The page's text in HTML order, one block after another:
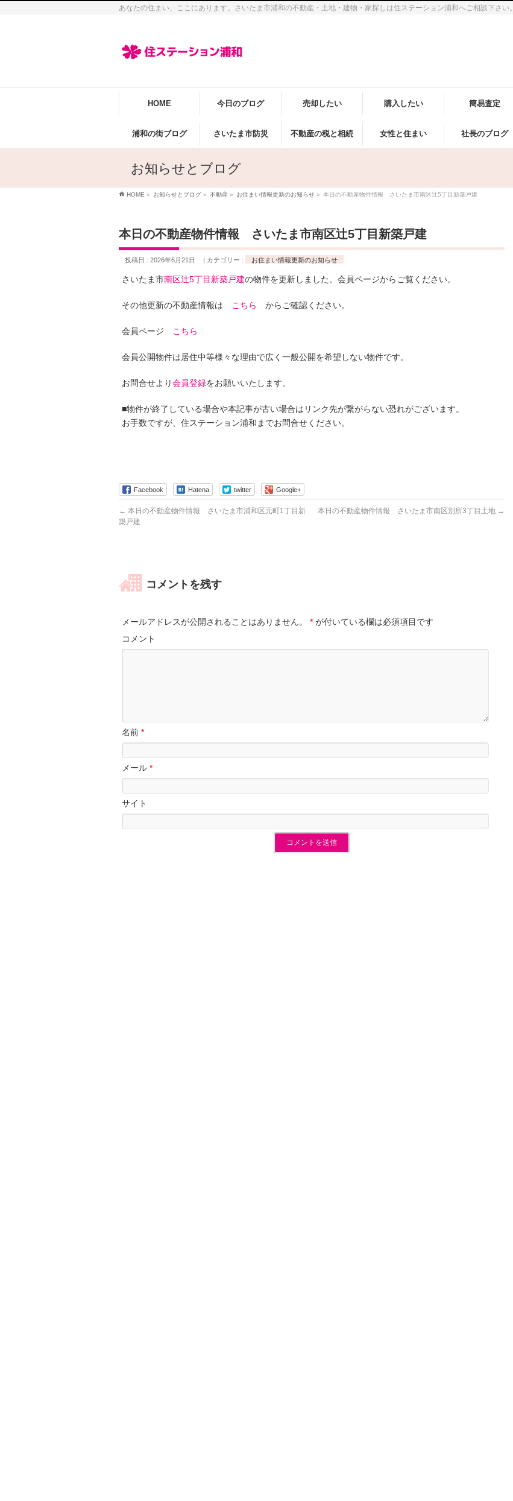
あなたの住まい、ここにあります。さいたま市浦和の不動産・土地・建物・家探しは住ステーション浦和へご相談下さい。
HOME 今日のブログ 売却したい 購入したい 簡易査定
浦和の街ブログ さいたま市防災 不動産の税と相続 女性と住まい 社長のブログ
お知らせとブログ
HOME » お知らせとブログ » 不動産 » お住まい情報更新のお知らせ » 本日の不動産物件情報 さいたま市南区辻5丁目新築戸建
本日の不動産物件情報 さいたま市南区辻5丁目新築戸建
投稿日 : 2026年6月21日 カテゴリー : お住まい情報更新のお知らせ
さいたま市南区辻5丁目新築戸建の物件を更新しました。会員ページからご覧ください。
その他更新の不動産情報は こちら からご確認ください。
会員ページ こちら
会員公開物件は居住中等様々な理由で広く一般公開を希望しない物件です。
お問合せより会員登録をお願いいたします。
■物件が終了している場合や本記事が古い場合はリンク先が繋がらない恐れがございます。
お手数ですが、住ステーション浦和までお問合せください。
Facebook Hatena twitter Google+
← 本日の不動産物件情報 さいたま市浦和区元町1丁目新
築戸建
本日の不動産物件情報 さいたま市南区別所3丁目土地 →
コメントを残す
メールアドレスが公開されることはありません。 * が付いている欄は必須項目です
コメント
名前 *
メール *
サイト